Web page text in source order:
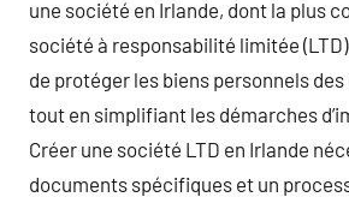
une société en Irlande, dont la plus
société à responsabilité limitée
de protéger les biens personnels
tout en simplifiant les démarches
Créer une société LTD en Irlande
documents spécifiques et un